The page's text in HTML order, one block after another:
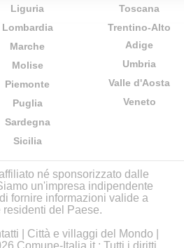
Liguria
Lombardia
Marche
Molise
Piemonte
Puglia
Sardegna
Sicilia
Toscana
Trentino-Alto
Adige
Umbria
Valle d'Aosta
Veneto
né sponsorizzato dalle
un'impresa indipendente
fornire informazioni valide a
residenti del Paese.
Città e villaggi del Mondo